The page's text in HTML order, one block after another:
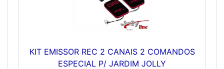
KIT EMISSOR REC 2 CANAIS 2 COMANDOS
ESPECIAL P/ JARDIM JOLLY